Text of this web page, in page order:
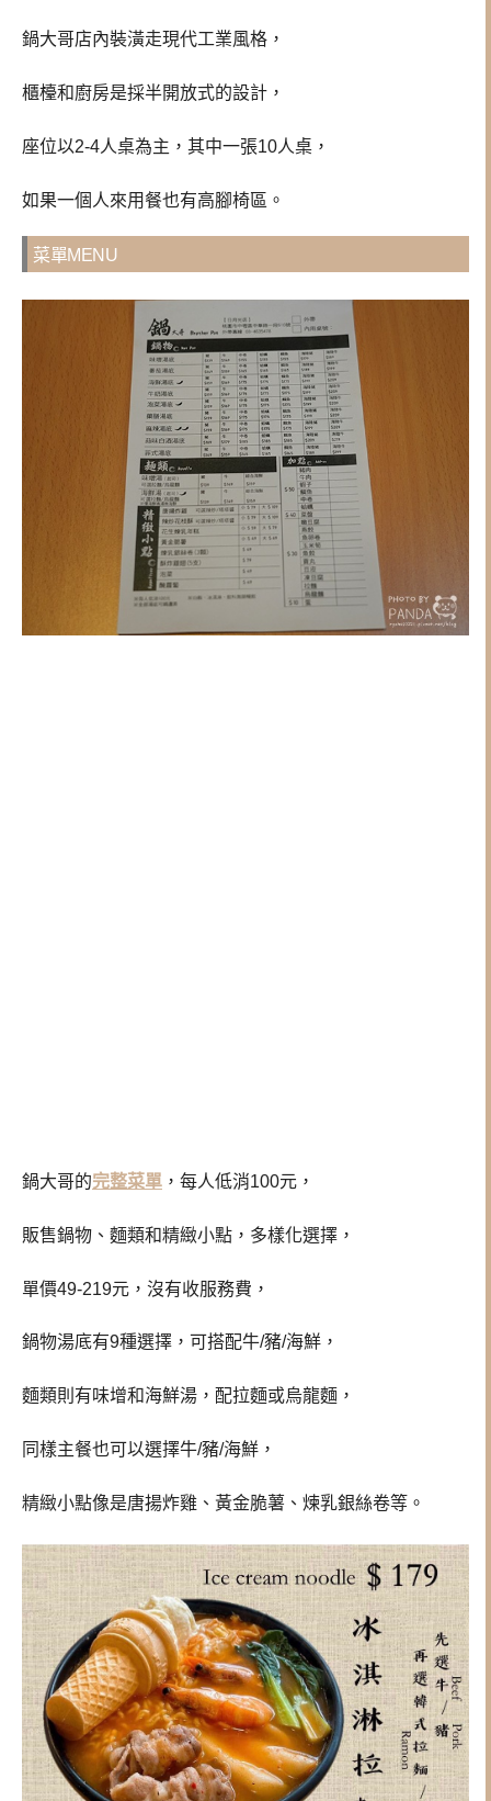
鍋大哥店內裝潢走現代工業風格，
櫃檯和廚房是採半開放式的設計，
座位以2-4人桌為主，其中一張10人桌，
如果一個人來用餐也有高腳椅區。
菜單MENU
鍋大哥的完整菜單 ，每人低消100元，
販售鍋物、麵類和精緻小點，多樣化選擇，
單價49-219元，沒有收服務費，
鍋物湯底有9種選擇，可搭配牛/豬/海鮮，
麵類則有味增和海鮮湯，配拉麵或烏龍麵，
同樣主餐也可以選擇牛/豬/海鮮，
精緻小點像是唐揚炸雞、黃金脆薯、煉乳銀絲卷等。